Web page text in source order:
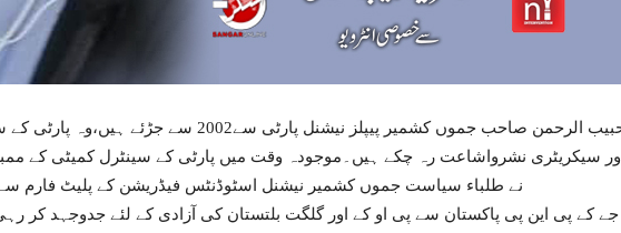
حبیب الرحمن صاحب جموں کشمیر پیپلز نیشنل پارٹی سے2002
اور سیکریٹری نشرواشاعت رہ چکے ہیں۔موجودہ وقت میں پارٹی کے سینٹرل کمیٹی کے
نے طلباء سیاست جموں کشمیر نیشنل اسٹوڈنٹس فیڈریشن کے پلیٹ فارم سے
جے کے پی این پی پاکستان سے پی او کے اور گلگت بلتستان کی آزادی کے لئے جدوجہد کر